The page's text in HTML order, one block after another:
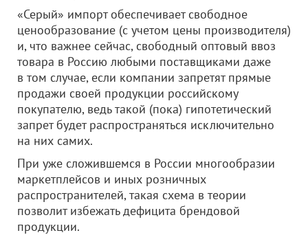
«Серый» импорт обеспечивает свободное
ценообразование (с учетом цены производителя)
и, что важнее сейчас, свободный оптовый ввоз
товара в Россию любыми поставщиками даже
в том случае, если компании запретят прямые
продажи своей продукции российскому
покупателю, ведь такой (пока) гипотетический
запрет будет распространяться исключительно
на них самих.
При уже сложившемся в России многообразии
маркетплейсов и иных розничных
распространителей, такая схема в теории
позволит избежать дефицита брендовой
продукции.